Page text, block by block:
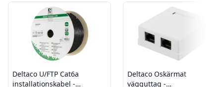
Deltaco U/FTP Cat6a
installationskabel -
Deltaco Oskärmat
vägguttag -